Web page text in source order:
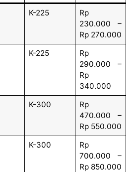
K-225
Rp
230.000 –
Rp 270.000
K-225
Rp
290.000 –
Rp
340.000
K-300
Rp
470.000 –
Rp 550.000
K-300
Rp
700.000 –
Rp 850.000